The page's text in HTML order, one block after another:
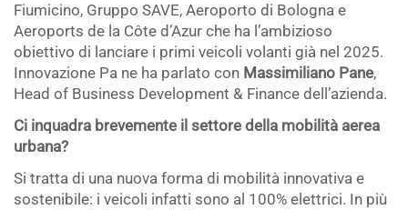
Fiumicino, Gruppo SAVE, Aeroporto di Bologna e
Aeroports de la Côte d’Azur che ha l’ambizioso
obiettivo di lanciare i primi veicoli volanti già nel 2025.
Innovazione Pa ne ha parlato con Massimiliano Pane,
Head of Business Development & Finance dell’azienda.
Ci inquadra brevemente il settore della mobilità aerea
urbana?
Si tratta di una nuova forma di mobilità innovativa e
sostenibile: i veicoli infatti sono al 100% elettrici. In più